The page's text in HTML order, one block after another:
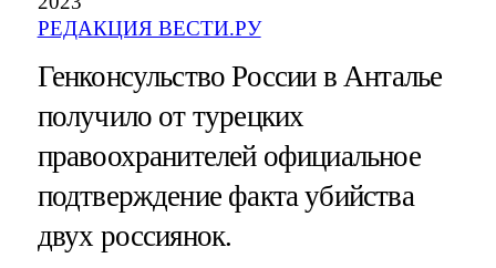
РЕДАКЦИЯ ВЕСТИ.РУ
Генконсульство России в Анталье
получило от турецких
правоохранителей официальное
подтверждение факта убийства
двух россиянок.